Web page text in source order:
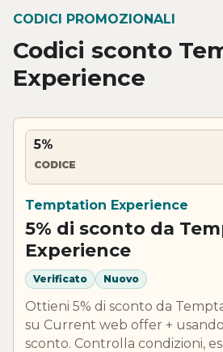
CODICI PROMOZIONALI
Codici sconto
Experience
5%
CODICE
Temptation Experience
5% di sconto da
Experience
Verificato Nuovo
Ottieni 5% di sconto da
su Current web offer +
sconto. Controlla condizioni,